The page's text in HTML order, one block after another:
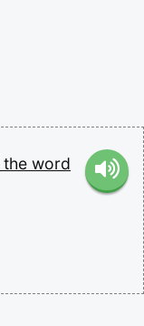
the word